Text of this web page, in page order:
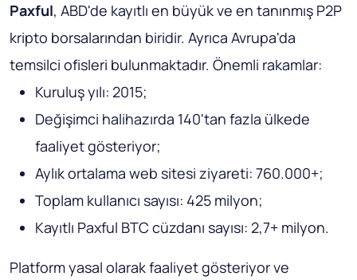
Paxful, ABD'de kayıtlı en büyük ve en tanınmış P2P
kripto borsalarından biridir. Ayrıca Avrupa'da
temsilci ofisleri bulunmaktadır. Önemli rakamlar:
Kuruluş yılı: 2015;
Değişimci halihazırda 140'tan fazla ülkede
faaliyet gösteriyor;
Aylık ortalama web sitesi ziyareti: 760.000+;
Toplam kullanıcı sayısı: 425 milyon;
Kayıtlı Paxful BTC cüzdanı sayısı: 2,7+ milyon.
Platform yasal olarak faaliyet gösteriyor ve